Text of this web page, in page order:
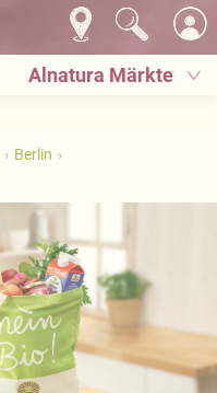
Alnatura Märkte
Berlin